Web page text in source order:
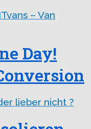
Day!